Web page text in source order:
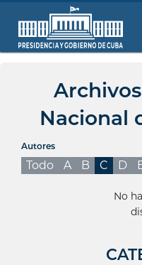
Nacional
Autores
Todo A B C D
No